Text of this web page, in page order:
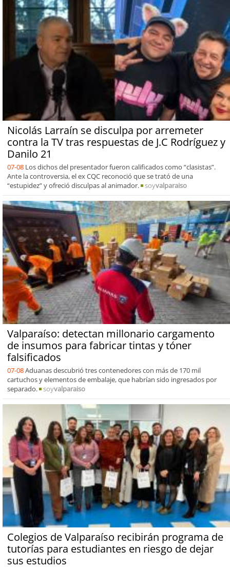
Nicolás Larraín se disculpa por arremeter
contra la TV tras respuestas de J.C Rodríguez y
Danilo 21
07-08 Los dichos del presentador fueron calificados como “clasistas”.
Ante la controversia, el ex CQC reconoció que se trató de una
“estupidez” y ofreció disculpas al animador.
soyvalparaiso
Valparaíso: detectan millonario cargamento
de insumos para fabricar tintas y tóner
falsificados
07-08Aduanas descubrió tres contenedores con más de 170 mil
cartuchos y elementos de embalaje, que habrían sido ingresados por
separado.
soyvalparaiso
Colegios de Valparaíso recibirán programa de
tutorías para estudiantes en riesgo de dejar
sus estudios